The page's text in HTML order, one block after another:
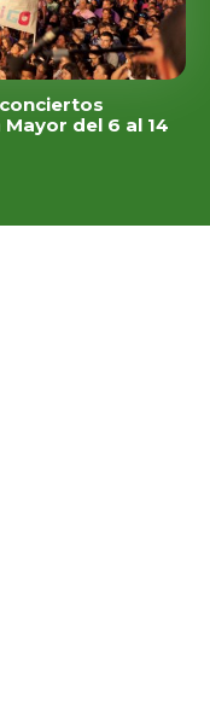
del 6 al 14